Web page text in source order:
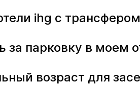
ihg с
за парковку в моем
возраст для